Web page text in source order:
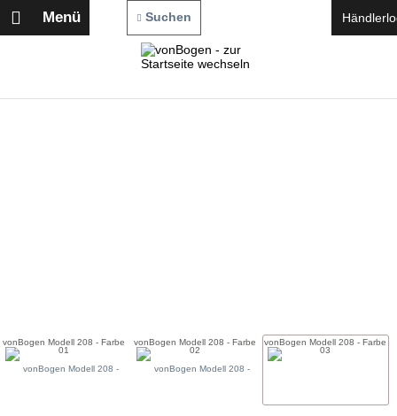
Suchen
Menü
vonBogen Modell 208 - Farbe
01
vonBogen Modell 208 - Farbe
02
vonBogen Modell 208 - Farbe
03